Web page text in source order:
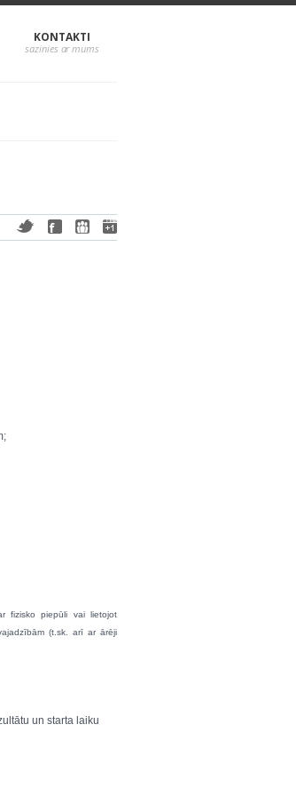
KONTAKTI
fizisko piepūli vai lietojot
(t.sk. arī ar ārēji
un starta laiku